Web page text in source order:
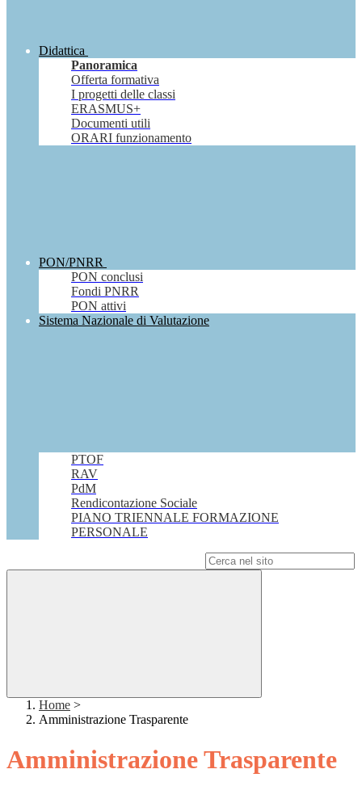
Didattica
Panoramica
Offerta formativa
I progetti delle classi
ERASMUS+
Documenti utili
ORARI funzionamento
PON/PNRR
PON conclusi
Fondi PNRR
PON attivi
Sistema Nazionale di Valutazione
PTOF
RAV
PdM
Rendicontazione Sociale
PIANO TRIENNALE FORMAZIONE
PERSONALE
Home >
Amministrazione Trasparente
Amministrazione Trasparente